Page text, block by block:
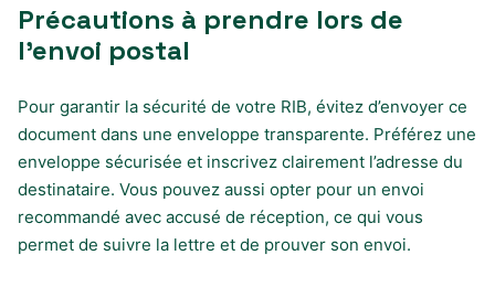
Précautions à prendre lors de
l’envoi postal
Pour garantir la sécurité de votre RIB, évitez d’envoyer ce
document dans une enveloppe transparente. Préférez une
enveloppe sécurisée et inscrivez clairement l’adresse du
destinataire. Vous pouvez aussi opter pour un envoi
recommandé avec accusé de réception, ce qui vous
permet de suivre la lettre et de prouver son envoi.